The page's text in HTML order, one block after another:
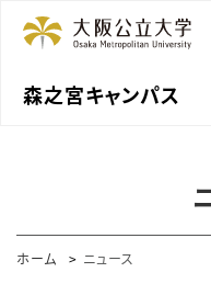
森之宮キャンパス
ホーム ニュース